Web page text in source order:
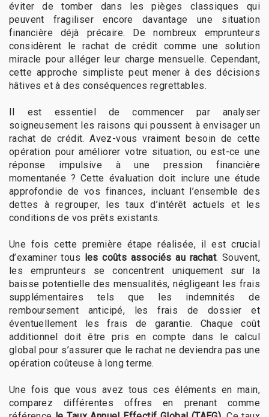
éviter de tomber dans les pièges classiques qui
peuvent fragiliser encore davantage une situation
financière déjà précaire. De nombreux emprunteurs
considèrent le rachat de crédit comme une solution
miracle pour alléger leur charge mensuelle. Cependant,
cette approche simpliste peut mener à des décisions
hâtives et à des conséquences regrettables.
Il est essentiel de commencer par analyser
soigneusement les raisons qui poussent à envisager un
rachat de crédit. Avez-vous vraiment besoin de cette
opération pour améliorer votre situation, ou est-ce une
réponse impulsive à une pression financière
momentanée ? Cette évaluation doit inclure une étude
approfondie de vos finances, incluant l’ensemble des
dettes à regrouper, les taux d’intérêt actuels et les
conditions de vos prêts existants.
Une fois cette première étape réalisée, il est crucial
d’examiner tous les coûts associés au rachat. Souvent,
les emprunteurs se concentrent uniquement sur la
baisse potentielle des mensualités, négligeant les frais
supplémentaires tels que les indemnités de
remboursement anticipé, les frais de dossier et
éventuellement les frais de garantie. Chaque coût
additionnel doit être pris en compte dans le calcul
global pour s’assurer que le rachat ne deviendra pas une
opération coûteuse à long terme.
Une fois que vous avez tous ces éléments en main,
comparez différentes offres en prenant comme